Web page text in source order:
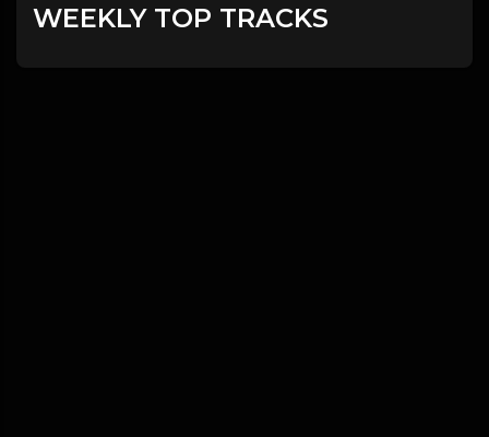
WEEKLY TOP TRACKS